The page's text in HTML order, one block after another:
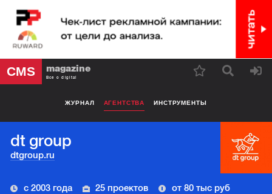
CMS magazine
Все о digital
ЖУРНАЛ АГЕНТСТВА ИНСТРУМЕНТЫ
dt group
dtgroup.ru
с 2003 года 25 проектов
от 80 тыс руб